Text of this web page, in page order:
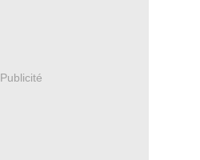
Publicité